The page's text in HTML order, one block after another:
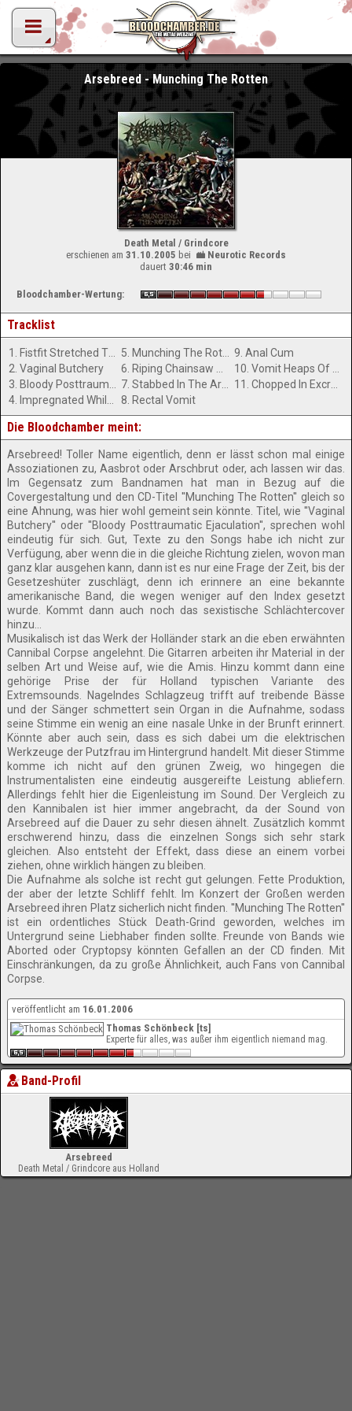
Arsebreed - Munching The Rotten
Death Metal / Grindcore
erschienen am 31.10.2005 bei
Neurotic Records
dauert 30:46 min
Bloodchamber-Wertung:
Tracklist
2. Vaginal Butchery
8. Rectal Vomit
9. Anal Cum
11. Chopped In Excrements
Die Bloodchamber meint:
Arsebreed! Toller Name eigentlich, denn er lässt schon mal einige
Assoziationen zu, Aasbrot oder Arschbrut oder, ach lassen wir das.
Im Gegensatz zum Bandnamen hat man in Bezug auf die
Covergestaltung und den CD-Titel ''Munching The Rotten'' gleich so
eine Ahnung, was hier wohl gemeint sein könnte. Titel, wie ''Vaginal
Butchery'' oder ''Bloody Posttraumatic Ejaculation'', sprechen wohl
eindeutig für sich. Gut, Texte zu den Songs habe ich nicht zur
Verfügung, aber wenn die in die gleiche Richtung zielen, wovon man
ganz klar ausgehen kann, dann ist es nur eine Frage der Zeit, bis der
Gesetzeshüter zuschlägt, denn ich erinnere an eine bekannte
amerikanische Band, die wegen weniger auf den Index gesetzt
wurde. Kommt dann auch noch das sexistische Schlächtercover
hinzu...
Musikalisch ist das Werk der Holländer stark an die eben erwähnten
Cannibal Corpse angelehnt. Die Gitarren arbeiten ihr Material in der
selben Art und Weise auf, wie die Amis. Hinzu kommt dann eine
gehörige Prise der für Holland typischen Variante des
Extremsounds. Nagelndes Schlagzeug trifft auf treibende Bässe
und der Sänger schmettert sein Organ in die Aufnahme, sodass
seine Stimme ein wenig an eine nasale Unke in der Brunft erinnert.
Könnte aber auch sein, dass es sich dabei um die elektrischen
Werkzeuge der Putzfrau im Hintergrund handelt. Mit dieser Stimme
komme ich nicht auf den grünen Zweig, wo hingegen die
Instrumentalisten eine eindeutig ausgereifte Leistung abliefern.
Allerdings fehlt hier die Eigenleistung im Sound. Der Vergleich zu
den Kannibalen ist hier immer angebracht, da der Sound von
Arsebreed auf die Dauer zu sehr diesen ähnelt. Zusätzlich kommt
erschwerend hinzu, dass die einzelnen Songs sich sehr stark
gleichen. Also entsteht der Effekt, dass diese an einem vorbei
ziehen, ohne wirklich hängen zu bleiben.
Die Aufnahme als solche ist recht gut gelungen. Fette Produktion,
der aber der letzte Schliff fehlt. Im Konzert der Großen werden
Arsebreed ihren Platz sicherlich nicht finden. ''Munching The Rotten''
ist ein ordentliches Stück Death-Grind geworden, welches im
Untergrund seine Liebhaber finden sollte. Freunde von Bands wie
Aborted oder Cryptopsy könnten Gefallen an der CD finden. Mit
Einschränkungen, da zu große Ähnlichkeit, auch Fans von Cannibal
Corpse.
veröffentlicht am 16.01.2006
Thomas Schönbeck [ts]
Experte für alles, was außer ihm eigentlich niemand mag.
Band-Profil
Arsebreed
Death Metal / Grindcore aus Holland